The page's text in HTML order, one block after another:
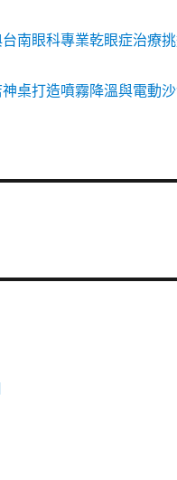
南眼科專業乾眼症治療
桌打造噴霧降溫與電動